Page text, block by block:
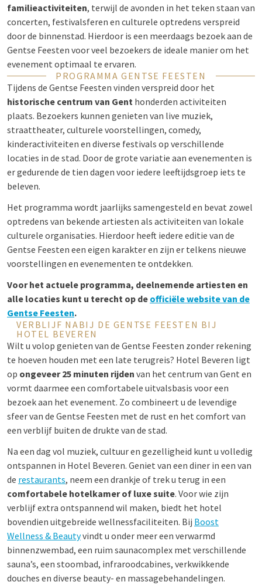
familieactiviteiten, terwijl de avonden in het teken staan van
concerten, festivalsferen en culturele optredens verspreid
door de binnenstad. Hierdoor is een meerdaags bezoek aan de
Gentse Feesten voor veel bezoekers de ideale manier om het
evenement optimaal te ervaren.
PROGRAMMA GENTSE FEESTEN
Tijdens de Gentse Feesten vinden verspreid door het
historische centrum van Gent honderden activiteiten
plaats. Bezoekers kunnen genieten van live muziek,
straattheater, culturele voorstellingen, comedy,
kinderactiviteiten en diverse festivals op verschillende
locaties in de stad. Door de grote variatie aan evenementen is
er gedurende de tien dagen voor iedere leeftijdsgroep iets te
beleven.
Het programma wordt jaarlijks samengesteld en bevat zowel
optredens van bekende artiesten als activiteiten van lokale
culturele organisaties. Hierdoor heeft iedere editie van de
Gentse Feesten een eigen karakter en zijn er telkens nieuwe
voorstellingen en evenementen te ontdekken.
Voor het actuele programma, deelnemende artiesten en
alle locaties kunt u terecht op de officiële website van de
Gentse Feesten.
VERBLIJF NABIJ DE GENTSE FEESTEN BIJ
HOTEL BEVEREN
Wilt u volop genieten van de Gentse Feesten zonder rekening
te hoeven houden met een late terugreis? Hotel Beveren ligt
op ongeveer 25 minuten rijden van het centrum van Gent en
vormt daarmee een comfortabele uitvalsbasis voor een
bezoek aan het evenement. Zo combineert u de levendige
sfeer van de Gentse Feesten met de rust en het comfort van
een verblijf buiten de drukte van de stad.
Na een dag vol muziek, cultuur en gezelligheid kunt u volledig
ontspannen in Hotel Beveren. Geniet van een diner in een van
de restaurants, neem een drankje of trek u terug in een
comfortabele hotelkamer of luxe suite. Voor wie zijn
verblijf extra ontspannend wil maken, biedt het hotel
bovendien uitgebreide wellnessfaciliteiten. Bij Boost
Wellness & Beautyvindt u onder meer een verwarmd
binnenzwembad, een ruim saunacomplex met verschillende
sauna’s, een stoombad, infraroodcabines, verkwikkende
douches en diverse beauty- en massagebehandelingen.